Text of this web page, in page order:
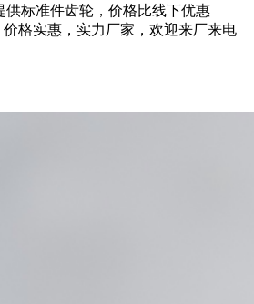
供标准件齿轮，价格比线下优惠
价格实惠，实力厂家，欢迎来厂来电